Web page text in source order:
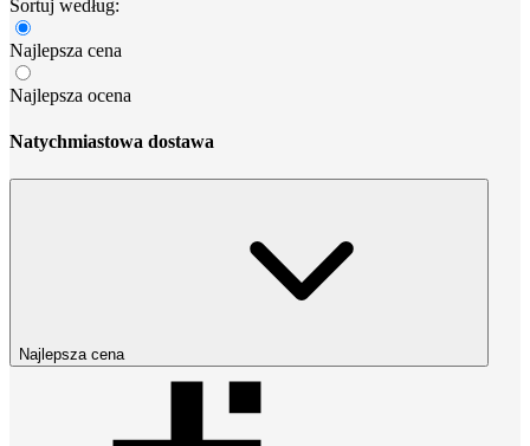
Sortuj według:
Najlepsza cena
Najlepsza ocena
Natychmiastowa dostawa
Najlepsza cena